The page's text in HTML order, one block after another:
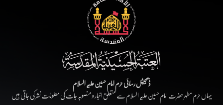
ڈیجیٹل رسائی حرم امام حسین علیہ السلام
یہاں حرم مطہر حضرت امام حسین علیہ السلام سے متعلق اخبار و منصوبہ جات کی معلومات نشر کی جاتی ہیں